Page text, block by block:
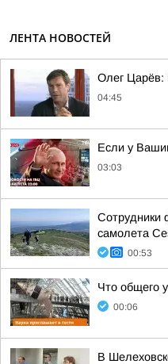
ЛЕНТА НОВОСТЕЙ
Олег Царёв:
04:45
Если у
03:03
Сотрудники
самолета
00:53
Что общего
00:06
В